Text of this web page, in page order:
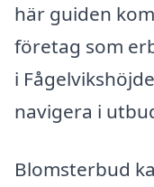
här guiden
företag som
i
navigera i
Blomsterbud